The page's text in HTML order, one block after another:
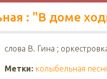
: "В доме
слова В. Гина ;
Метки: колыбельная